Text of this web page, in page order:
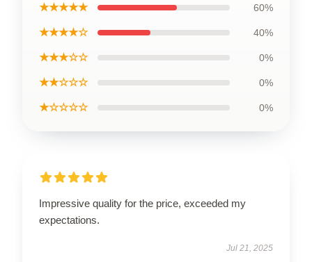
★★★★★ 60%
★★★★☆ 40%
★★★☆☆ 0%
★★☆☆☆ 0%
★☆☆☆☆ 0%
Impressive quality for the price, exceeded my
expectations.
Jul 21, 2025